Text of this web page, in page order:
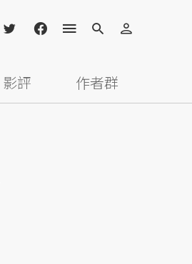
影評 作者群